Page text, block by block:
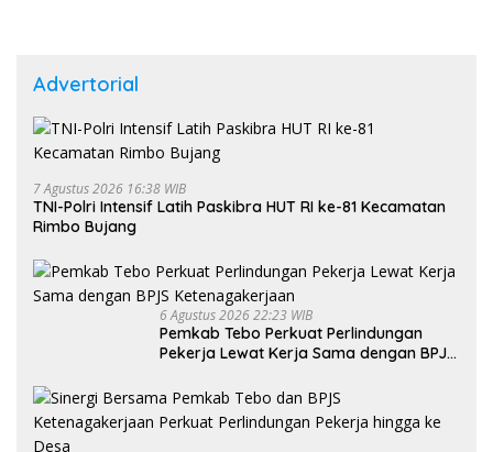
Advertorial
7 Agustus 2026 16:38 WIB
TNI-Polri Intensif Latih Paskibra HUT RI ke-81 Kecamatan
Rimbo Bujang
6 Agustus 2026 22:23 WIB
Pemkab Tebo Perkuat Perlindungan
Pekerja Lewat Kerja Sama dengan BPJS